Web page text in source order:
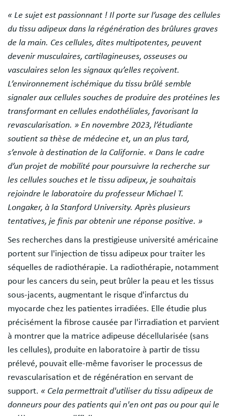
« Le sujet est passionnant ! Il porte sur l’usage des cellules
du tissu adipeux dans la régénération des brûlures graves
de la main. Ces cellules, dites multipotentes, peuvent
devenir musculaires, cartilagineuses, osseuses ou
vasculaires selon les signaux qu’elles reçoivent.
L’environnement ischémique du tissu brûlé semble
signaler aux cellules souches de produire des protéines les
transformant en cellules endothéliales, favorisant la
revascularisation. » En novembre 2023, l’étudiante
soutient sa thèse de médecine et, un an plus tard,
s’envole à destination de la Californie. « Dans le cadre
d’un projet de mobilité pour poursuivre la recherche sur
les cellules souches et le tissu adipeux, je souhaitais
rejoindre le laboratoire du professeur Michael T.
Longaker, à la Stanford University. Après plusieurs
tentatives, je finis par obtenir une réponse positive. »
Ses recherches dans la prestigieuse université américaine
portent sur l'injection de tissu adipeux pour traiter les
séquelles de radiothérapie. La radiothérapie, notamment
pour les cancers du sein, peut brûler la peau et les tissus
sous-jacents, augmentant le risque d'infarctus du
myocarde chez les patientes irradiées. Elle étudie plus
précisément la fibrose causée par l'irradiation et parvient
à montrer que la matrice adipeuse décellularisée (sans
les cellules), produite en laboratoire à partir de tissu
prélevé, pouvait elle-même favoriser le processus de
revascularisation et de régénération en servant de
support. « Cela permettrait d'utiliser du tissu adipeux de
donneurs pour des patients qui n'en ont pas ou pour qui le